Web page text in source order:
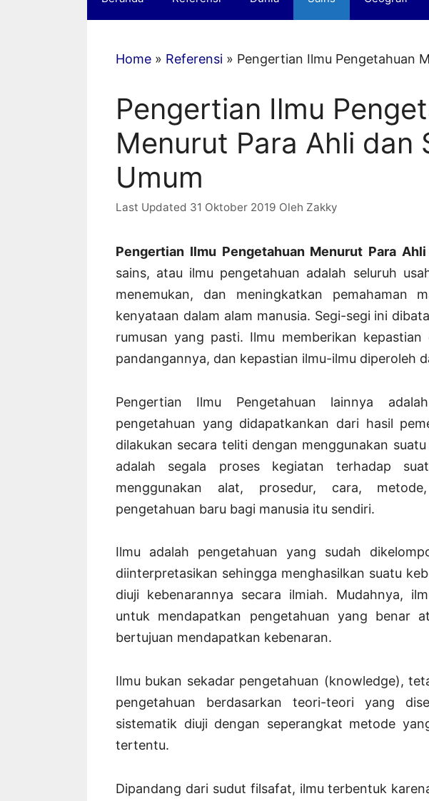
Home » Referensi » Pengertian Ilmu Pengetahuan
Pengertian Ilmu
Menurut Para Ahli dan
Umum
31 Oktober 2019 Oleh Zakky
Pengertian Ilmu Pengetahuan Menurut Para
sains, atau ilmu pengetahuan adalah seluruh
menemukan, dan meningkatkan pemahaman
kenyataan dalam alam manusia. Segi-segi ini
rumusan yang pasti. Ilmu memberikan kepastian
pandangannya, dan kepastian ilmu-ilmu diperoleh
Pengertian Ilmu Pengetahuan lainnya
pengetahuan yang didapatkankan dari hasil
dilakukan secara teliti dengan menggunakan
adalah segala proses kegiatan terhadap
menggunakan alat, prosedur, cara,
pengetahuan baru bagi manusia itu sendiri.
Ilmu adalah pengetahuan yang sudah
diinterpretasikan sehingga menghasilkan suatu
diuji kebenarannya secara ilmiah. Mudahnya,
untuk mendapatkan pengetahuan yang benar
bertujuan mendapatkan kebenaran.
Ilmu bukan sekadar pengetahuan (knowledge),
pengetahuan berdasarkan teori-teori yang
sistematik diuji dengan seperangkat metode
tertentu.
Dipandang dari sudut filsafat, ilmu terbentuk